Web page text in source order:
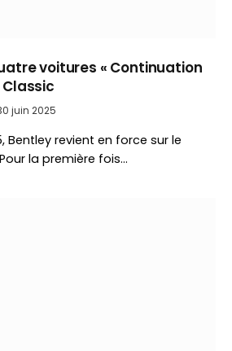
voitures « Continuation
Classic
juin 2025
Bentley revient en force sur le
la première fois…